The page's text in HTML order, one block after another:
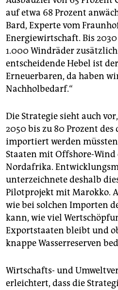
auf etwa 68 Prozent
Bard, Experte vom
Energiewirtschaft. Bis
1.000 Windräder
entscheidende Hebel ist
Erneuerbaren, da haben
Nachholbedarf.“
Die Strategie sieht auch
2050 bis zu 80 Prozent des
importiert werden
Staaten mit Offshore-Wind
Nordafrika.
unterzeichnete deshalb
Pilotprojekt mit Marokko.
wie bei solchen Importen
kann, wie viel
Exportstaaten bleibt und
knappe Wasserreserven
Wirtschafts- und
erleichtert, dass die